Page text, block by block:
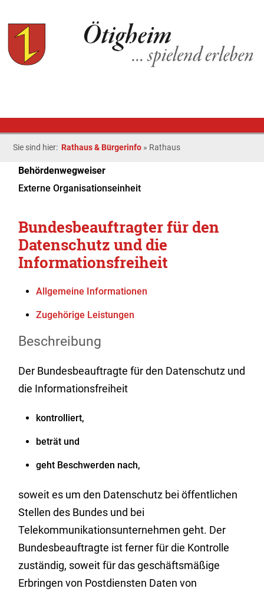
Sie sind hier: Rathaus & Bürgerinfo » Rathaus
Behördenwegweiser
Externe Organisationseinheit
Bundesbeauftragter für den
Datenschutz und die
Informationsfreiheit
Allgemeine Informationen
Zugehörige Leistungen
Beschreibung
Der Bundesbeauftragte für den Datenschutz und
die Informationsfreiheit
kontrolliert,
beträt und
geht Beschwerden nach,
soweit es um den Datenschutz bei öffentlichen
Stellen des Bundes und bei
Telekommunikationsunternehmen geht. Der
Bundesbeauftragte ist ferner für die Kontrolle
zuständig, soweit für das geschäftsmäßige
Erbringen von Postdiensten Daten von